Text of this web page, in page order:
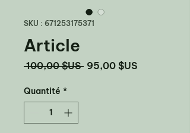
SKU : 671253175371
Article
100,00 $US Prix
95,00 $US
Quantité *